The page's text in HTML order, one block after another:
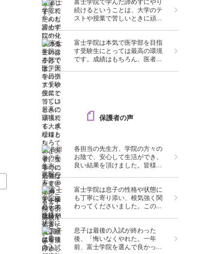
続けるということは、大学のテ
ストや授業で苦しいときに頑張
士学院での経験がいきていま
す。
富士学院は本気で医学部を目指
す受験生にとっては最高の環境
です。成績はもちろん、医者に
保護者の声
各担当の先生方、学院の方々の
お陰で、安心して生活ができ、
良い結果を頂けました。皆様、
富士学院は息子の性格や状態に
も丁寧に寄り添い、根気強く関
わってくださいました。この合
こそ実現したものだと、心より
感謝しております。
息子は最後の入試が終わった
後、「悔いなくやれた。一年
前、富士学院を選んで良かっ